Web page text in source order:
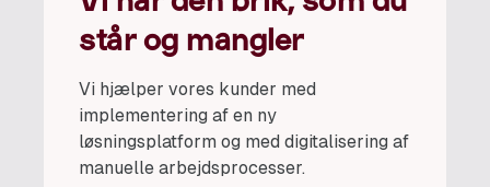
står og mangler
Vi hjælper vores kunder med
implementering af en ny
løsningsplatform og med digitalisering af
manuelle arbejdsprocesser.